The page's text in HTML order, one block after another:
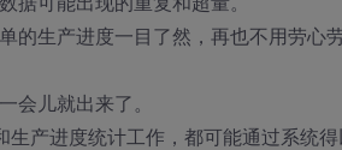
的生产进度一目了然，再也不用劳心
儿就出来了。
产进度统计工作，都可能通过系统得